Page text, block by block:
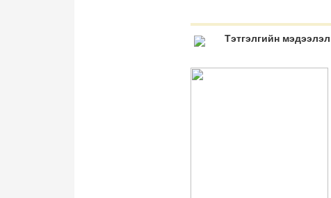
Тэтгэлгийн мэдээлэл